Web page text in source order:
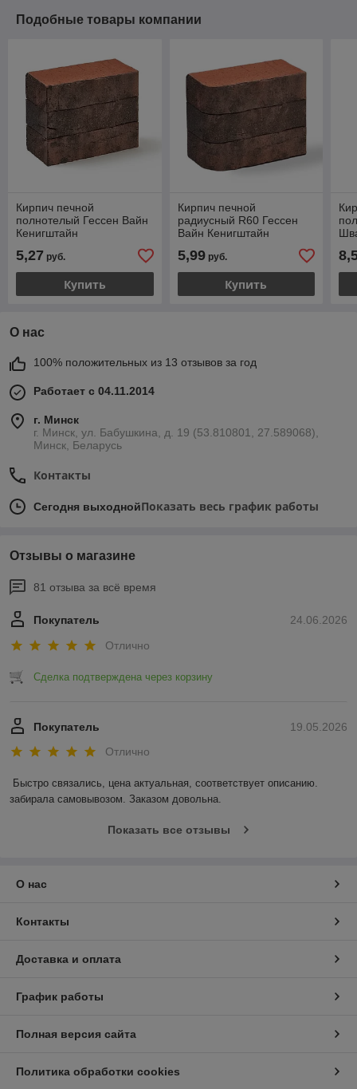
Подобные товары компании
Кирпич печной
полнотелый Гессен Вайн
Кенигштайн
5,27 руб.
Купить
Кирпич печной
радиусный R60 Гессен
Вайн Кенигштайн
5,99руб.
Купить
О нас
100% положительных из 13 отзывов за год
Работает с 04.11.2014
г. Минск
г. Минск, ул. Бабушкина, д. 19 (53.810801, 27.589068),
Минск, Беларусь
Контакты
Сегодня выходнойПоказать весь график работы
Отзывы о магазине
81 отзыва за всё время
24.06.2026
Покупатель
Отлично
Сделка подтверждена через корзину
19.05.2026
Покупатель
Отлично
Быстро связались, цена актуальная, соответствует описанию.
забирала самовывозом. Заказом довольна.
Показать все отзывы
О нас
Контакты
Доставка и оплата
График работы
Полная версия сайта
Политика обработки cookies